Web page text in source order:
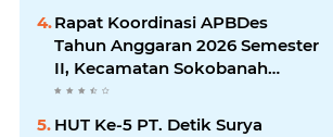
Dugaan Permainan Oknum
Rapat Koordinasi APBDes
Tahun Anggaran 2026 Semester
II, Kecamatan Sokobanah
Libatkan 12 Desa
HUT Ke-5 PT. Detik Surya